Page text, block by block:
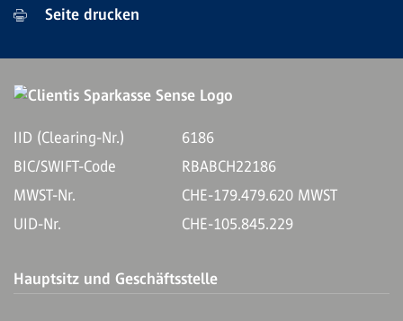
Seite drucken
IID (Clearing-Nr.)
6186
BIC/SWIFT-Code
RBABCH22186
MWST-Nr.
CHE-179.479.620 MWST
UID-Nr.
CHE-105.845.229
Hauptsitz und Geschäftsstelle